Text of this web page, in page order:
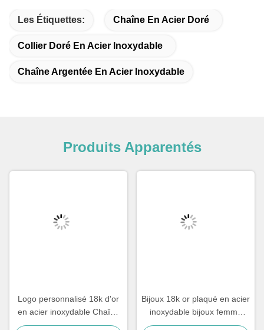
Les Étiquettes: Chaîne En Acier Doré
Collier Doré En Acier Inoxydable
Chaîne Argentée En Acier Inoxydable
Produits Apparentés
Logo personnalisé 18k d'or
en acier inoxydable Chaîne
Homme Bijoux Croix
Bijoux 18k or plaqué en acier
inoxydable bijoux femme
Choker Croix Collier 20